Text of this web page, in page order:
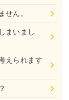
せん。
まいまし
えられます